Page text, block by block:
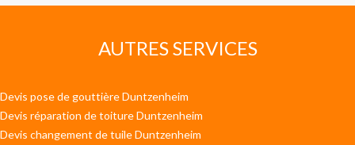
AUTRES SERVICES
Devis pose de gouttière Duntzenheim
Devis réparation de toiture Duntzenheim
Devis changement de tuile Duntzenheim